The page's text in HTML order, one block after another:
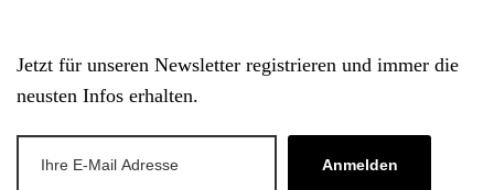
Jetzt für unseren Newsletter registrieren und immer die
neusten Infos erhalten.
Anmelden